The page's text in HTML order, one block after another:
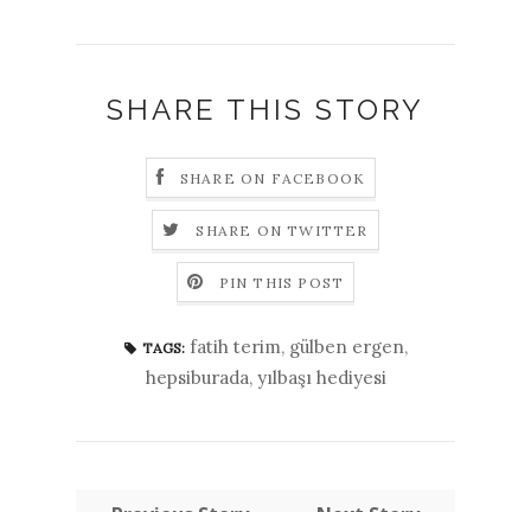
SHARE THIS STORY
SHARE ON FACEBOOK
SHARE ON TWITTER
PIN THIS POST
TAGS: fatih terim, gülben ergen,
hepsiburada, yılbaşı hediyesi